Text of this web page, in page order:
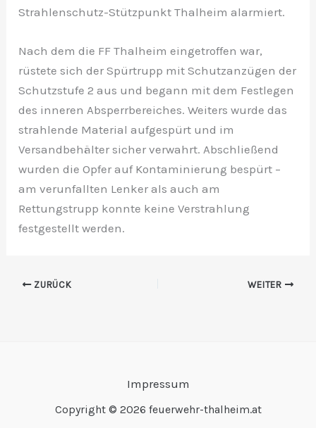
Strahlenschutz-Stützpunkt Thalheim alarmiert.
Nach dem die FF Thalheim eingetroffen war,
rüstete sich der Spürtrupp mit Schutzanzügen der
Schutzstufe 2 aus und begann mit dem Festlegen
des inneren Absperrbereiches. Weiters wurde das
strahlende Material aufgespürt und im
Versandbehälter sicher verwahrt. Abschließend
wurden die Opfer auf Kontaminierung bespürt –
am verunfallten Lenker als auch am
Rettungstrupp konnte keine Verstrahlung
festgestellt werden.
ZURÜCK WEITER
Impressum
Copyright © 2026 feuerwehr-thalheim.at